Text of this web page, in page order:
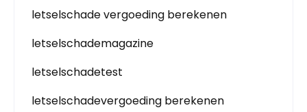
letselschade vergoeding berekenen
letselschademagazine
letselschadetest
letselschadevergoeding berekenen